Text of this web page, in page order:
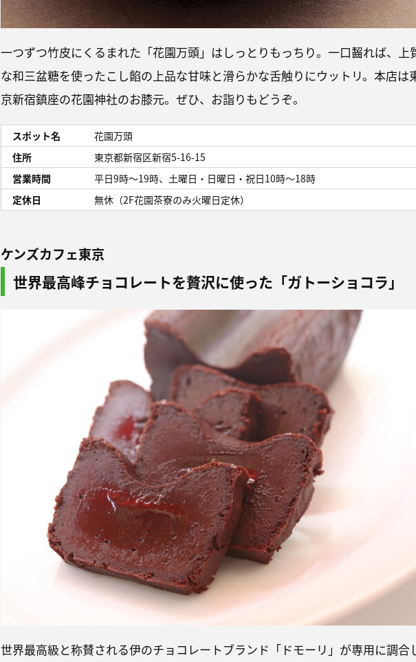
一つずつ竹皮にくるまれた「花園万頭」はしっとりもっちり。一口齧れば、上
な和三盆糖を使ったこし餡の上品な甘味と滑らかな舌触りにウットリ。本店は
京新宿鎮座の花園神社のお膝元。ぜひ、お詣りもどうぞ。
スポット名
花園万頭
住所
東京都新宿区新宿5-16-15
営業時間
平日9時～19時、土曜日・日曜日・祝日10時～18時
定休日
無休（2F花園茶寮のみ火曜日定休）
ケンズカフェ東京
世界最高峰チョコレートを贅沢に使った「ガトーショコラ」
世界最高級と称賛される伊のチョコレートブランド「ドモーリ」が専用に調合